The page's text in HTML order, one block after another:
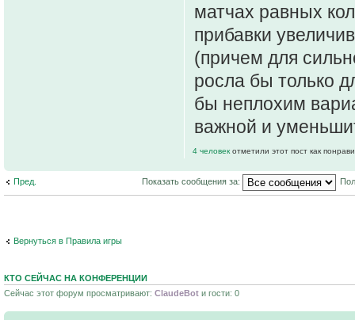
матчах равных
прибавки
(причем для
росла бы только
бы неплохим
важной и
4 человек отметили этот пост как
Пред. Показать сообщения за:
Вернуться в Правила игры
КТО СЕЙЧАС НА КОНФЕРЕНЦИИ
Сейчас этот форум просматривают: ClaudeBot и гости: 0